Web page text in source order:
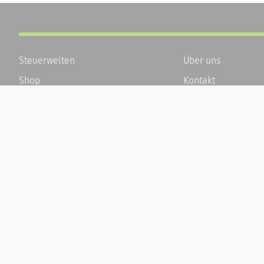
Steuerwelten
Shop
Über uns
Kontakt